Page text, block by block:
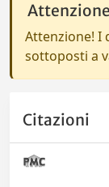
Attenzione
Attenzione! I
sottoposti a
Citazioni